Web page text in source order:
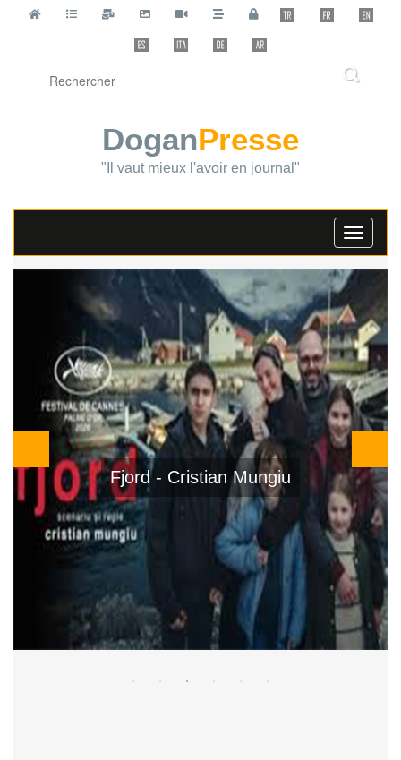
DoganPresse
"Il vaut mieux l'avoir en journal"
Toggle
El Ser Querido - Rodrigo Sorogoyen